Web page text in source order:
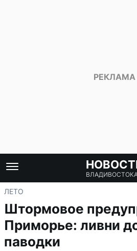
ЛЕТО
Штормовое
Приморье: ливни
паводки